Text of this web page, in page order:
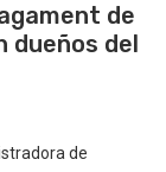
de
dueños del
de